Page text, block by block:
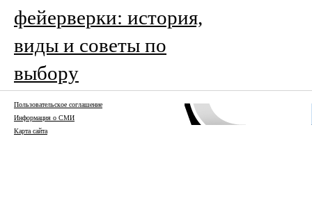
фейерверки: история,
виды и советы по
выбору
Пользовательское соглашение
Информация о СМИ
Карта сайта